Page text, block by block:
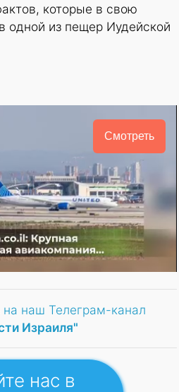
которые в свою
одной из пещер Иудейской
Смотреть
наш Телеграм-канал
Израиля"
нас в